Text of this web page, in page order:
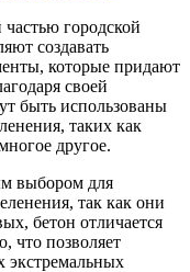
городской
создавать
которые придают
своей
быть использованы
таких как
другое.
выбором для
так как они
бетон отличается
что позволяет
экстремальных